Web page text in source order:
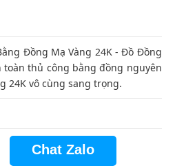
Đồng Mạ Vàng 24K - Đồ Đồng
toàn thủ công bằng đồng nguyên
24K vô cùng sang trọng.
Chat Zalo